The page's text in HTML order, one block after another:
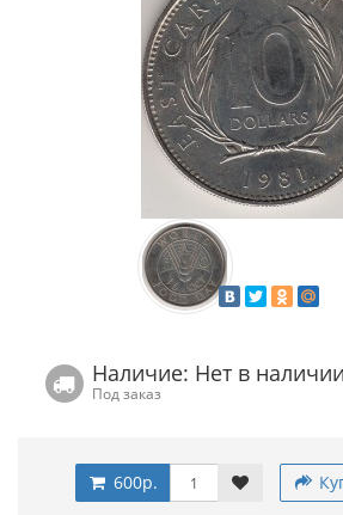
Наличие: Нет в наличии
Под заказ
600р.